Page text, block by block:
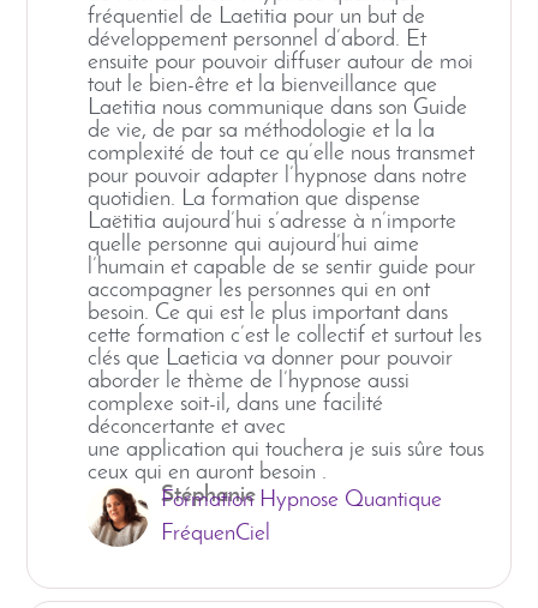
fréquentiel de Laetitia pour un but de
développement personnel d’abord. Et
ensuite pour pouvoir diffuser autour de moi
tout le bien-être et la bienveillance que
Laetitia nous communique dans son Guide
de vie, de par sa méthodologie et la la
complexité de tout ce qu’elle nous transmet
pour pouvoir adapter l’hypnose dans notre
quotidien. La formation que dispense
Laëtitia aujourd’hui s’adresse à n’importe
quelle personne qui aujourd’hui aime
l’humain et capable de se sentir guide pour
accompagner les personnes qui en ont
besoin. Ce qui est le plus important dans
cette formation c’est le collectif et surtout les
clés que Laeticia va donner pour pouvoir
aborder le thème de l’hypnose aussi
complexe soit-il, dans une facilité
déconcertante et avec
une application qui touchera je suis sûre tous
ceux qui en auront besoin .
Stéphanie
Formation Hypnose Quantique
FréquenCiel